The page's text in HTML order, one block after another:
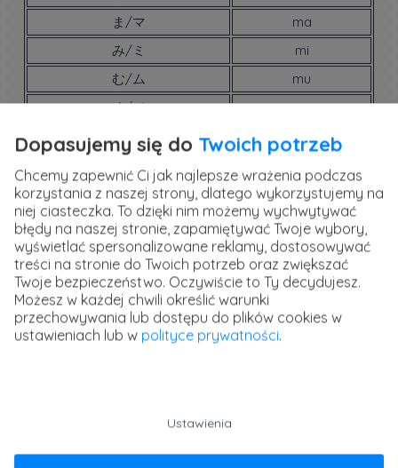
ま/マ
ma
み/ミ
mi
む/ム
mu
め/メ
me
mo
ゆ/ユ
yu
よ/ヨ
yo
ら/ラ
ra
り/リ
ri
る/ル
れ/レ
Dopasujemy się do Twoich potrzeb
Chcemy zapewnić Ci jak najlepsze wrażenia podczas
korzystania z naszej strony, dlatego wykorzystujemy na
niej ciasteczka. To dzięki nim możemy wychwytywać
błędy na naszej stronie, zapamiętywać Twoje wybory,
wyświetlać spersonalizowane reklamy, dostosowywać
treści na stronie do Twoich potrzeb oraz zwiększać
Twoje bezpieczeństwo. Oczywiście to Ty decydujesz.
Możesz w każdej chwili określić warunki
przechowywania lub dostępu do plików cookies w
ustawieniach lub w polityce prywatności.
Ustawienia